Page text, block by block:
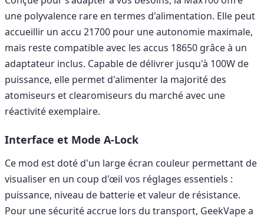
une polyvalence rare en termes d'alimentation. Elle peut
accueillir un accu 21700 pour une autonomie maximale,
mais reste compatible avec les accus 18650 grâce à un
adaptateur inclus. Capable de délivrer jusqu'à 100W de
puissance, elle permet d'alimenter la majorité des
atomiseurs et clearomiseurs du marché avec une
réactivité exemplaire.
Interface et Mode A-Lock
Ce mod est doté d'un large écran couleur permettant de
visualiser en un coup d'œil vos réglages essentiels :
puissance, niveau de batterie et valeur de résistance.
Pour une sécurité accrue lors du transport, GeekVape a